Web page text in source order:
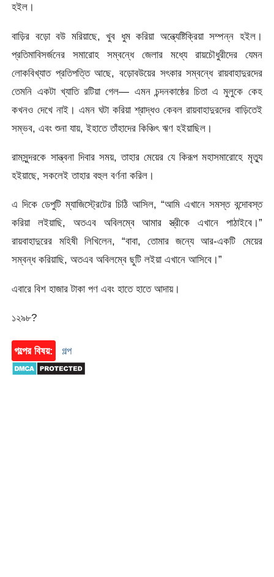
হইল।
বাড়ির বড়ো বউ মরিয়াছে, খুব ধুম করিয়া অন্ত্যেষ্টিক্রিয়া সম্পন্ন হইল।
প্রতিমাবিসর্জনের সমারোহ সম্বন্ধে জেলার মধ্যে রায়চৌধুরীদের যেমন
লোকবিখ্যাত প্রতিপত্তি আছে, বড়োবউয়ের সৎকার সম্বন্ধে রায়বাহাদুরদের
তেমনি একটা খ্যাতি রটিয়া গেল— এমন চন্দনকাষ্ঠের চিতা এ মুলুকে কেহ
কখনও দেখে নাই। এমন ঘটা করিয়া শ্রাদ্ধও কেবল রায়বাহাদুরদের বাড়িতেই
সম্ভব, এবং শুনা যায়, ইহাতে তাঁহাদের কিঞ্চিৎ ঋণ হইয়াছিল।
রামসুন্দরকে সান্ত্বনা দিবার সময়, তাহার মেয়ের যে কিরূপ মহাসমারোহে মৃত্যু
হইয়াছে, সকলেই তাহার বহুল বর্ণনা করিল।
এ দিকে ডেপুটি ম্যাজিস্ট্রেটের চিঠি আসিল, “আমি এখানে সমস্ত বন্দোবস্ত
করিয়া লইয়াছি, অতএব অবিলম্বে আমার স্ত্রীকে এখানে পাঠাইবে।”
রায়বাহাদুরের মহিষী লিখিলেন, “বাবা, তোমার জন্যে আর-একটি মেয়ের
সম্বন্ধ করিয়াছি, অতএব অবিলম্বে ছুটি লইয়া এখানে আসিবে।”
এবারে বিশ হাজার টাকা পণ এবং হাতে হাতে আদায়।
১২৯৮?
গল্পের বিষয়: গল্প